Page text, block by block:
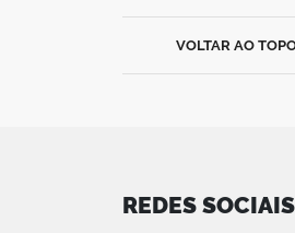
VOLTAR AO
REDES SOCIAIS